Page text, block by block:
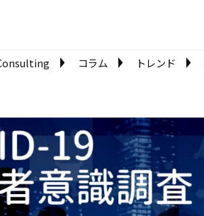
コラム トレンド